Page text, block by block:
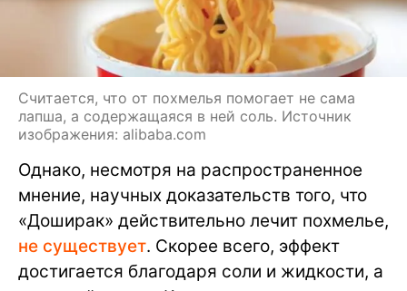
Считается, что от похмелья помогает не сама
лапша, а содержащаяся в ней соль. Источник
изображения: alibaba.com
Однако, несмотря на распространенное
мнение, научных доказательств того, что
«Доширак» действительно лечит похмелье,
не существует. Скорее всего, эффект
достигается благодаря соли и жидкости, а